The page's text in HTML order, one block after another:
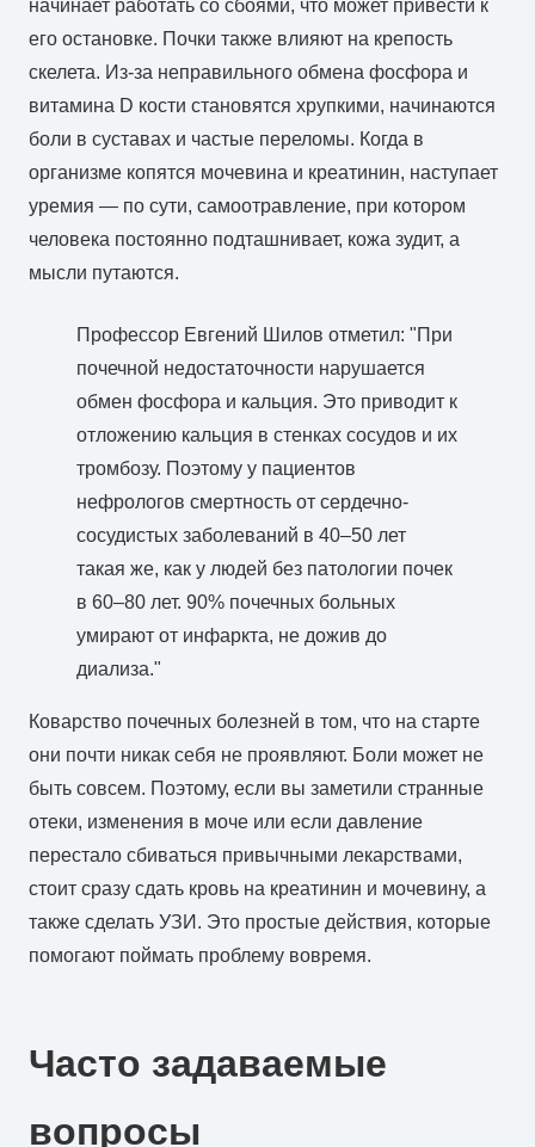
начинает работать со сбоями, что может привести к
его остановке. Почки также влияют на крепость
скелета. Из-за неправильного обмена фосфора и
витамина D кости становятся хрупкими, начинаются
боли в суставах и частые переломы. Когда в
организме копятся мочевина и креатинин, наступает
уремия — по сути, самоотравление, при котором
человека постоянно подташнивает, кожа зудит, а
мысли путаются.
Профессор Евгений Шилов отметил: "При
почечной недостаточности нарушается
обмен фосфора и кальция. Это приводит к
отложению кальция в стенках сосудов и их
тромбозу. Поэтому у пациентов
нефрологов смертность от сердечно-
сосудистых заболеваний в 40–50 лет
такая же, как у людей без патологии почек
в 60–80 лет. 90% почечных больных
умирают от инфаркта, не дожив до
диализа."
Коварство почечных болезней в том, что на старте
они почти никак себя не проявляют. Боли может не
быть совсем. Поэтому, если вы заметили странные
отеки, изменения в моче или если давление
перестало сбиваться привычными лекарствами,
стоит сразу сдать кровь на креатинин и мочевину, а
также сделать УЗИ. Это простые действия, которые
помогают поймать проблему вовремя.
Часто задаваемые
вопросы